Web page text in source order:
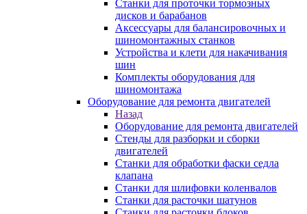
Станки для проточки тормозных
дисков и барабанов
Аксессуары для балансировочных и
шиномонтажных станков
Устройства и клети для накачивания
шин
Комплекты оборудования для
шиномонтажа
Оборудование для ремонта двигателей
Назад
Оборудование для ремонта двигателей
Стенды для разборки и сборки
двигателей
Станки для обработки фаски седла
клапана
Станки для шлифовки коленвалов
Станки для расточки шатунов